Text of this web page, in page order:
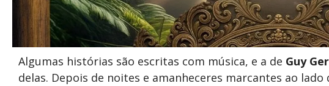
Algumas histórias são escritas com música, e a de Guy
delas. Depois de noites e amanheceres marcantes ao